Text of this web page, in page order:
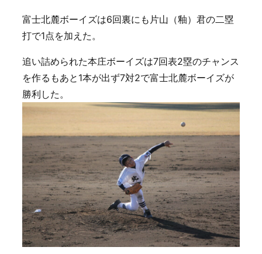
富士北麓ボーイズは6回裏にも片山（釉）君の二塁
打で1点を加えた。
追い詰められた本庄ボーイズは7回表2塁のチャンス
を作るもあと1本が出ず7対2で富士北麓ボーイズが
勝利した。